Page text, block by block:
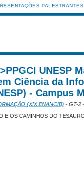
PALESTRANTES
UNESP
Ciência da
- Campus
(XIX ENANCIB) - GT-2
E OS CAMINHOS DO